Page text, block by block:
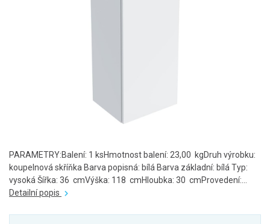
PARAMETRY:Balení: 1 ksHmotnost balení: 23,00 kgDruh výrobku:
koupelnová skříňka Barva popisná: bílá Barva základní: bílá Typ:
vysoká Šířka: 36 cmVýška: 118 cmHloubka: 30 cmProvedení:...
Detailní popis